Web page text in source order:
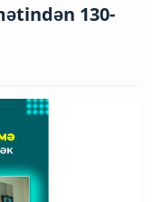
130-